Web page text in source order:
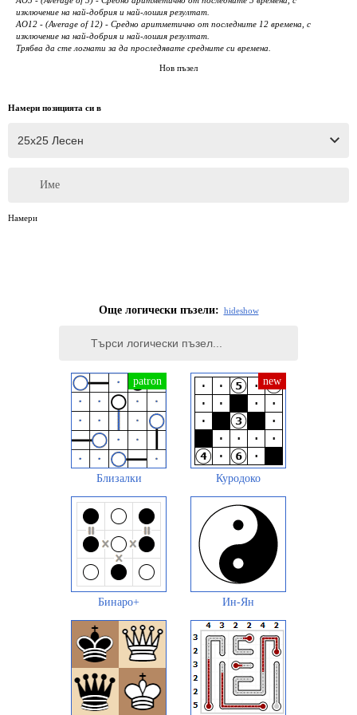
изключение на най-добрия и най-лошия резултат.
AO12 - (Average of 12) - Средно аритметично от последните 12 времена, с
изключение на най-добрия и най-лошия резултат.
Трябва да сте логнати за да проследявате средните си времена.
Нов пъзел
Намери позицията си в
Име
Намери
Още логически пъзели: hideshow
Близалки Куродоко
Бинаро+ Ин-Ян